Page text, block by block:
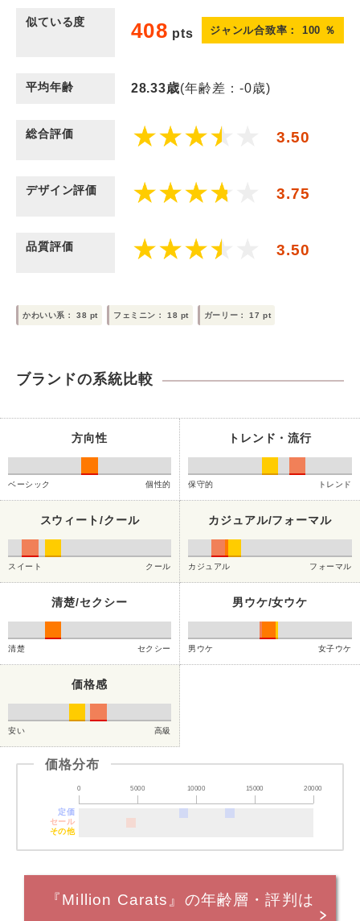
似ている度 408 pts ジャンル合致率： 100 ％
平均年齢 28.33歳(年齢差：-0歳)
総合評価 3.50
デザイン評価 3.75
品質評価 3.50
かわいい系：38 pt フェミニン： 18 pt ガーリー：17pt
ブランドの系統比較
方向性
ベーシック 個性的
トレンド・流行
保守的 トレンド
スウィート/クール
スイート クール
カジュアル/フォーマル
カジュアル フォーマル
清楚/セクシー
清楚 セクシー
男ウケ/女ウケ
男ウケ 女子ウケ
価格感
安い 高級
価格分布
0 5000 10000 15000 20000
定価
セール
その他
『Million Carats』の年齢層・評判は